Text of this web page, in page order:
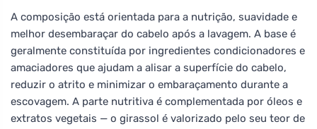
A composição está orientada para a nutrição, suavidade e
melhor desembaraçar do cabelo após a lavagem. A base é
geralmente constituída por ingredientes condicionadores e
amaciadores que ajudam a alisar a superfície do cabelo,
reduzir o atrito e minimizar o embaraçamento durante a
escovagem. A parte nutritiva é complementada por óleos e
extratos vegetais — o girassol é valorizado pelo seu teor de